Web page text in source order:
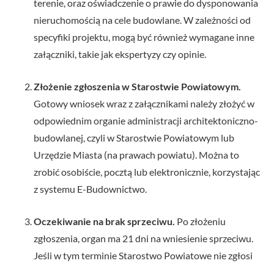
terenie, oraz oświadczenie o prawie do dysponowania
nieruchomością na cele budowlane. W zależności od
specyfiki projektu, mogą być również wymagane inne
załączniki, takie jak ekspertyzy czy opinie.
Złożenie zgłoszenia w Starostwie Powiatowym.
Gotowy wniosek wraz z załącznikami należy złożyć w
odpowiednim organie administracji architektoniczno-
budowlanej, czyli w Starostwie Powiatowym lub
Urzędzie Miasta (na prawach powiatu). Można to
zrobić osobiście, pocztą lub elektronicznie, korzystając
z systemu E-Budownictwo.
Oczekiwanie na brak sprzeciwu. Po złożeniu
zgłoszenia, organ ma 21 dni na wniesienie sprzeciwu.
Jeśli w tym terminie Starostwo Powiatowe nie zgłosi